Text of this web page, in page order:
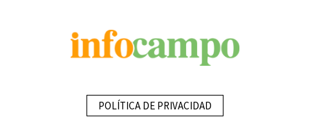
POLÍTICA DE PRIVACIDAD